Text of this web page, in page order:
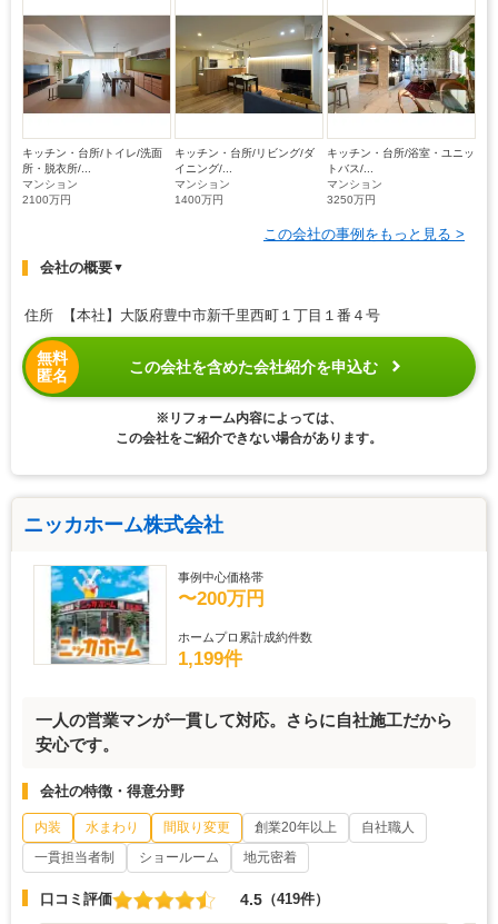
キッチン・台所/トイレ/洗面
所・脱衣所/...
マンション
2100万円
キッチン・台所/リビング/ダ
イニング/...
マンション
1400万円
キッチン・台所/浴室・ユニッ
トバス/...
マンション
3250万円
この会社の事例をもっと見る >
会社の概要▼
住所 【本社】大阪府豊中市新千里西町１丁目１番４号
無料
匿名
この会社を含めた会社紹介を申込む
※リフォーム内容によっては、
この会社をご紹介できない場合があります。
ニッカホーム株式会社
事例中心価格帯
〜200万円
ホームプロ累計成約件数
1,199件
一人の営業マンが一貫して対応。さらに自社施工だから
安心です。
会社の特徴・得意分野
内装 水まわり 間取り変更 創業20年以上
自社職人
一貫担当者制
ショールーム 地元密着
口コミ評価 4.5 （419件）